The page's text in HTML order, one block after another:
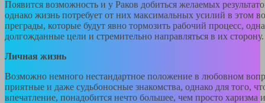
Появится возможность и у Раков добиться желаемых
однако жизнь потребует от них максимальных усилий в этом
преграды, которые будут явно тормозить рабочий процесс,
долгожданные цели и стремительно направляться в их сторону.
Личная жизнь
Возможно немного нестандартное положение в любовном
приятные и даже судьбоносные знакомства, однако для того,
впечатление, понадобится нечто большее, чем просто харизма